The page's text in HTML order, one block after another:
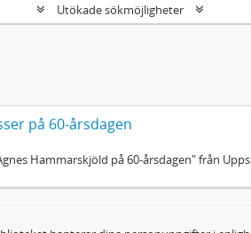
Utökade sökmöjligheter
på 60-årsdagen
Hammarskjöld på 60-årsdagen" från